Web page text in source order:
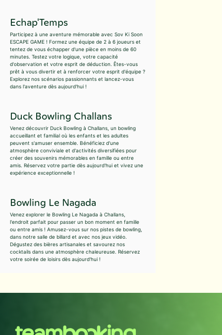
Echap'Temps
Participez à une aventure mémorable avec Sov Ki Soon
ESCAPE GAME ! Formez une équipe de 2 à 6 joueurs et
tentez de vous échapper d'une pièce en moins de 60
minutes. Testez votre logique, votre capacité
d'observation et votre esprit de déduction. Êtes-vous
prêt à vous divertir et à renforcer votre esprit d'équipe ?
Explorez nos scénarios passionnants et lancez-vous
dans l'aventure dès aujourd'hui !
Duck Bowling Challans
Venez découvrir Duck Bowling à Challans, un bowling
accueillant et familial où les enfants et les adultes
peuvent s'amuser ensemble. Bénéficiez d'une
atmosphère conviviale et d'activités diversifiées pour
créer des souvenirs mémorables en famille ou entre
amis. Réservez votre partie dès aujourd'hui et vivez une
expérience exceptionnelle !
Bowling Le Nagada
Venez explorer le Bowling Le Nagada à Challans,
l'endroit parfait pour passer un bon moment en famille
ou entre amis ! Amusez-vous sur nos pistes de bowling,
dans notre salle de billard et avec nos jeux vidéo.
Dégustez des bières artisanales et savourez nos
cocktails dans une atmosphère chaleureuse. Réservez
votre soirée de loisirs dès aujourd'hui !